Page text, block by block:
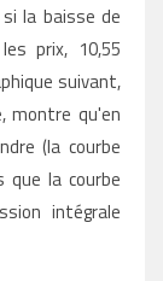
la baisse de
prix, 10,55
suivant,
montre qu'en
(la courbe
que la courbe
intégrale